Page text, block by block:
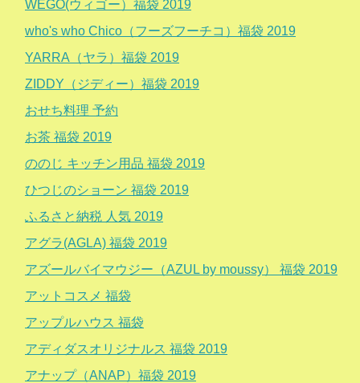
WEGO(ウィゴー）福袋 2019
who's who Chico（フーズフーチコ）福袋 2019
YARRA（ヤラ）福袋 2019
ZIDDY（ジディー）福袋 2019
おせち料理 予約
お茶 福袋 2019
ののじ キッチン用品 福袋 2019
ひつじのショーン 福袋 2019
ふるさと納税 人気 2019
アグラ(AGLA) 福袋 2019
アズールバイマウジー（AZUL by moussy） 福袋 2019
アットコスメ 福袋
アップルハウス 福袋
アディダスオリジナルス 福袋 2019
アナップ（ANAP）福袋 2019